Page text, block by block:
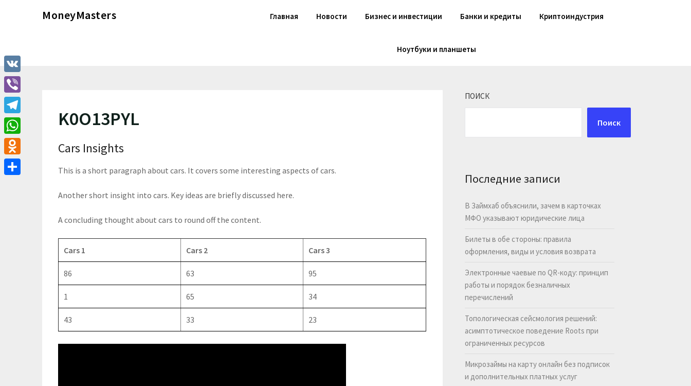
MoneyMasters Главная Новости Бизнес и инвестиции Банки и кредиты Криптоиндустрия
Ноутбуки и планшеты
K0O13PYL
Cars Insights
This is a short paragraph about cars. It covers some interesting aspects of cars.
Another short insight into cars. Key ideas are briefly discussed here.
A concluding thought about cars to round off the content.
Cars 1 Cars 2 Cars 3
86 63 95
1 65 34
43 33 23
ПОИСК
Поиск
Последние записи
В Займхаб объяснили, зачем в карточках
МФО указывают юридические лица
Билеты в обе стороны: правила
оформления, виды и условия возврата
Электронные чаевые по QR-коду: принцип
работы и порядок безналичных
перечислений
Топологическая сейсмология решений:
асимптотическое поведение Roots при
ограниченных ресурсов
Микрозаймы на карту онлайн без подписок
и дополнительных платных услуг
VK
Viber
Telegram
WhatsApp
Odnoklassniki